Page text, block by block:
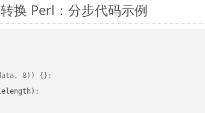
换 Perl：分步代码示例
8)) {};